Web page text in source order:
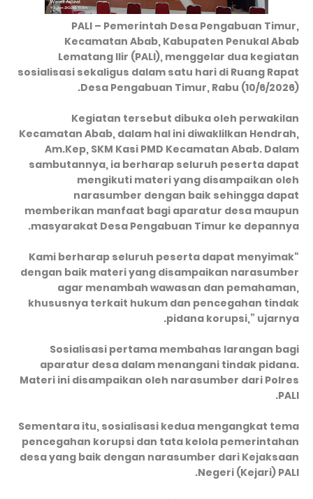
PALI – Pemerintah Desa Pengabuan Timur,
Kecamatan Abab, Kabupaten Penukal Abab
Lematang Ilir (PALI), menggelar dua kegiatan
sosialisasi sekaligus dalam satu hari di Ruang Rapat
Desa Pengabuan Timur, Rabu (10/6/2026).
Kegiatan tersebut dibuka oleh perwakilan
Kecamatan Abab, dalam hal ini diwaklilkan Hendrah,
Am.Kep, SKM Kasi PMD Kecamatan Abab. Dalam
sambutannya, ia berharap seluruh peserta dapat
mengikuti materi yang disampaikan oleh
narasumber dengan baik sehingga dapat
memberikan manfaat bagi aparatur desa maupun
masyarakat Desa Pengabuan Timur ke depannya.
“Kami berharap seluruh peserta dapat menyimak
dengan baik materi yang disampaikan narasumber
agar menambah wawasan dan pemahaman,
khususnya terkait hukum dan pencegahan tindak
pidana korupsi,” ujarnya.
Sosialisasi pertama membahas larangan bagi
aparatur desa dalam menangani tindak pidana.
Materi ini disampaikan oleh narasumber dari Polres
PALI.
Sementara itu, sosialisasi kedua mengangkat tema
pencegahan korupsi dan tata kelola pemerintahan
desa yang baik dengan narasumber dari Kejaksaan
Negeri (Kejari) PALI.